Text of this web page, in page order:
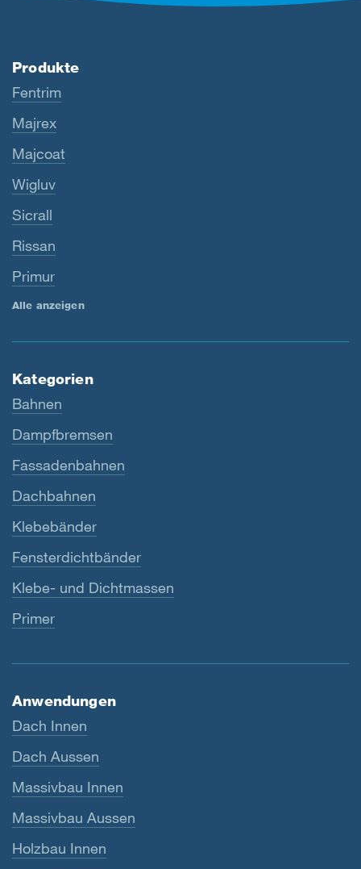
Produkte
Fentrim
Majrex
Majcoat
Wigluv
Sicrall
Rissan
Primur
Alle anzeigen
Kategorien
Bahnen
Dampfbremsen
Fassadenbahnen
Dachbahnen
Klebebänder
Fensterdichtbänder
Klebe- und Dichtmassen
Primer
Anwendungen
Dach Innen
Dach Aussen
Massivbau Innen
Massivbau Aussen
Holzbau Innen